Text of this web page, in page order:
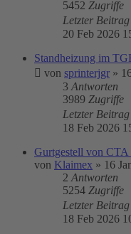
5452 Zugriffe
Letzter Beitrag
20 Feb 2026
Standheizung im
von sprinterjgr »
3 Antworten
3989 Zugriffe
Letzter Beitrag
18 Feb 2026
Gurtgestell von CTA
von Klaimex » 16
2 Antworten
5254 Zugriffe
Letzter Beitrag
18 Feb 2026